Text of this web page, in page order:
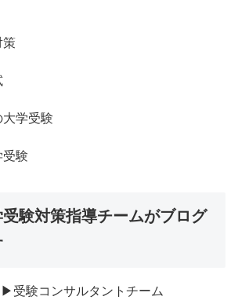
策
学受験
受験
受験対策指導チームがブログ
▶受験コンサルタントチーム